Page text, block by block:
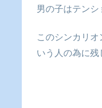
男の子はテンシ
このシンカリ
いう人の為に残